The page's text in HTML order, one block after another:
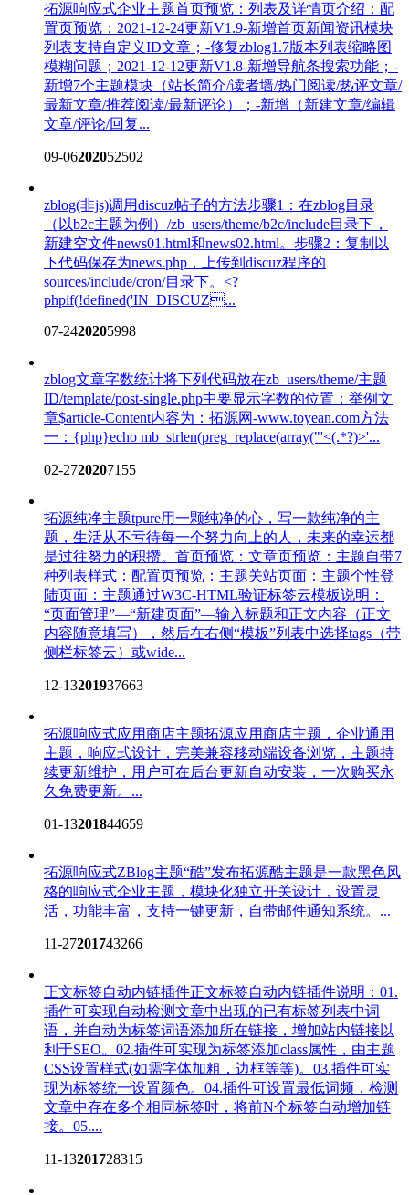
拓源响应式企业主题首页预览：列表及详情页介绍：配
置页预览：2021-12-24更新V1.9-新增首页新闻资讯模块
列表支持自定义ID文章；-修复zblog1.7版本列表缩略图
模糊问题；2021-12-12更新V1.8-新增导航条搜索功能；-
新增7个主题模块（站长简介/读者墙/热门阅读/热评文章/
最新文章/推荐阅读/最新评论）；-新增（新建文章/编辑
文章/评论/回复...
09-06202052502
zblog(非js)调用discuz帖子的方法步骤1：在zblog目录
（以b2c主题为例）/zb_users/theme/b2c/include目录下，
新建空文件news01.html和news02.html。步骤2：复制以
下代码保存为news.php，上传到discuz程序的
sources/include/cron/目录下。<?
phpif(!defined('IN_DISCUZ...
07-2420205998
zblog文章字数统计将下列代码放在zb_users/theme/主题
ID/template/post-single.php中要显示字数的位置：举例文
章$article-Content内容为：拓源网-www.toyean.com方法
一：{php}echo mb_strlen(preg_replace(array("'<(.*?)>'...
02-2720207155
拓源纯净主题tpure用一颗纯净的心，写一款纯净的主
题，生活从不亏待每一个努力向上的人，未来的幸运都
是过往努力的积攒。首页预览：文章页预览：主题自带7
种列表样式：配置页预览：主题关站页面：主题个性登
陆页面：主题通过W3C-HTML验证标签云模板说明：
“页面管理”—“新建页面”—输入标题和正文内容（正文
内容随意填写），然后在右侧“模板”列表中选择tags（带
侧栏标签云）或wide...
12-13201937663
拓源响应式应用商店主题拓源应用商店主题，企业通用
主题，响应式设计，完美兼容移动端设备浏览，主题持
续更新维护，用户可在后台更新自动安装，一次购买永
久免费更新。...
01-13201844659
拓源响应式ZBlog主题“酷”发布拓源酷主题是一款黑色风
格的响应式企业主题，模块化独立开关设计，设置灵
活，功能丰富，支持一键更新，自带邮件通知系统。...
11-27201743266
正文标签自动内链插件正文标签自动内链插件说明：01.
插件可实现自动检测文章中出现的已有标签列表中词
语，并自动为标签词语添加所在链接，增加站内链接以
利于SEO。02.插件可实现为标签添加class属性，由主题
CSS设置样式(如需字体加粗，边框等等)。03.插件可实
现为标签统一设置颜色。04.插件可设置最低词频，检测
文章中存在多个相同标签时，将前N个标签自动增加链
接。05....
11-13201728315